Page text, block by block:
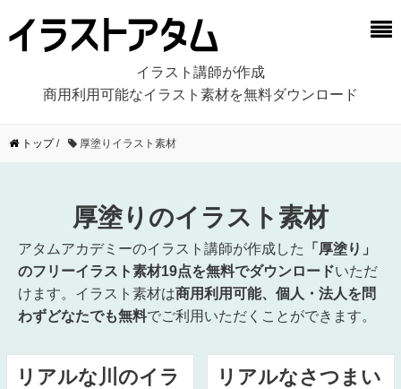
イラスト講師が作成
商用利用可能なイラスト素材を無料ダウンロード
トップ/ 厚塗りイラスト素材
厚塗りのイラスト素材
アタムアカデミーのイラスト講師が作成した
「厚塗り」
のフリーイラスト素材19点を無料でダウンロードいただ
けます。イラスト素材は商用利用可能、個人・法人を問
わずどなたでも無料でご利用いただくことができます。
リアルな川のイラ
リアルなさつまい